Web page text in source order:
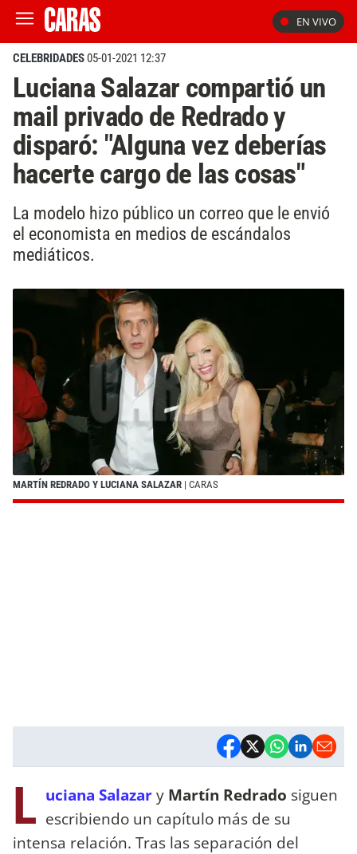
EN VIVO
CELEBRIDADES05-01-2021 12:37
Luciana Salazar compartió un
mail privado de Redrado y
disparó: "Alguna vez deberías
hacerte cargo de las cosas"
La modelo hizo público un correo que le envió
el economista en medios de escándalos
mediáticos.
MARTÍN REDRADO Y LUCIANA SALAZAR | CARAS
L uciana Salazary Martín Redrado siguen
escribiendo un capítulo más de su
intensa relación. Tras las separación del